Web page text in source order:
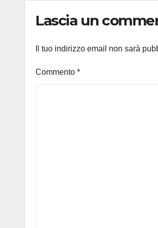
Lascia un
Il tuo indirizzo email non sarà
Commento *